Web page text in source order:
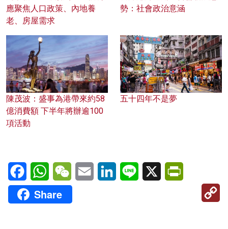
應聚焦人口政策、內地養
老、房屋需求
勢：社會政治意涵
陳茂波：盛事為港帶來約58
億消費額 下半年將辦逾100
項活動
五十四年不是夢
FacebookWhatsAppWeChatEmail LinkedInLine X
Share